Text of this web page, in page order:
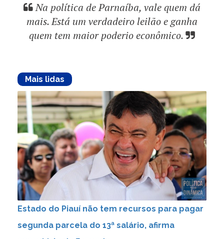
Na política de Parnaíba, vale quem dá
mais. Está um verdadeiro leilão e ganha
quem tem maior poderio econômico.
Mais lidas
Estado do Piauí não tem recursos para pagar
segunda parcela do 13ª salário, afirma